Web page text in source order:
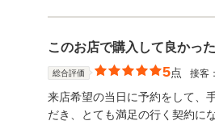
このお店で購入して良かっ
総合評価 5点 接客：
来店希望の当日に予約をして、
だき、とても満足の行く契約に